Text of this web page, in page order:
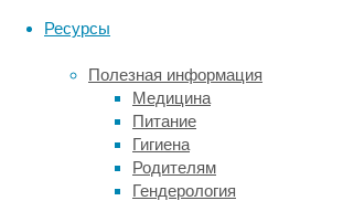
Ресурсы
Полезная информация
Медицина
Питание
Гигиена
Родителям
Гендерология
наши
предки
«носили»
более
плоский
лоб